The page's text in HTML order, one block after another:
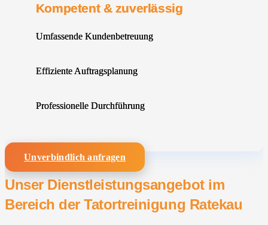
Kompetent & zuverlässig
Umfassende Kundenbetreuung
Effiziente Auftragsplanung
Professionelle Durchführung
Unverbindlich anfragen
Unser Dienstleistungsangebot im
Bereich der Tatortreinigung Ratekau